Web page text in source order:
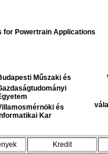
for Powertrain Applications
Műszaki és
és
Kar
Kredit